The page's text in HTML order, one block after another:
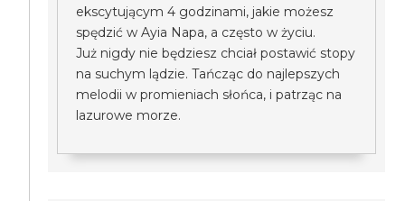
ekscytującym 4 godzinami, jakie możesz
spędzić w Ayia Napa, a często w życiu.
Już nigdy nie będziesz chciał postawić stopy
na suchym lądzie. Tańcząc do najlepszych
melodii w promieniach słońca, i patrząc na
lazurowe morze.